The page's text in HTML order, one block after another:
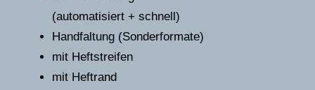
(automatisiert + schnell)
Handfaltung (Sonderformate)
mit Heftstreifen
mit Heftrand